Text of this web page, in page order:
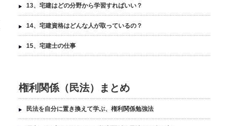
13、宅建はどの分野から学習すればいい？
14、宅建資格はどんな人が取っているの？
15、宅建士の仕事
権利関係（民法）まとめ
民法を自分に置き換えて学ぶ、権利関係勉強法